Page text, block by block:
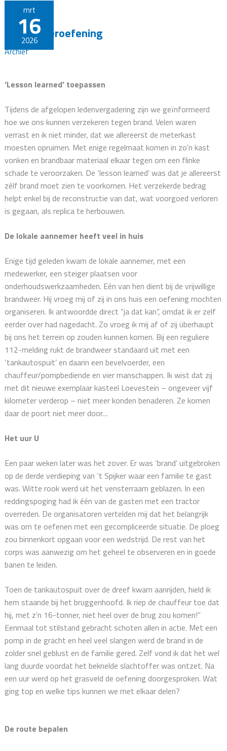
repeat
itself,
rhymes”
mrt
16
2026
Brandweeroefening
Archief
‘Lesson learned’ toepassen
Tijdens de afgelopen ledenvergadering zijn we geïnformeerd
hoe we ons kunnen verzekeren tegen brand. Velen waren
verrast en ik niet minder, dat we allereerst de meterkast
moesten opruimen. Met enige regelmaat komen in zo’n kast
vonken en brandbaar materiaal elkaar tegen om een flinke
schade te veroorzaken. De ‘lesson learned’ was dat je allereerst
zélf brand moet zien te voorkomen. Het verzekerde bedrag
helpt enkel bij de reconstructie van dat, wat voorgoed verloren
is gegaan, als replica te herbouwen.
De lokale aannemer heeft veel in huis
Enige tijd geleden kwam de lokale aannemer, met een
medewerker, een steiger plaatsen voor
onderhoudswerkzaamheden. Eén van hen dient bij de vrijwillige
brandweer. Hij vroeg mij of zij in ons huis een oefening mochten
organiseren. Ik antwoordde direct “ja dat kan”, omdat ik er zelf
eerder over had nagedacht. Zo vroeg ik mij af of zij überhaupt
bij ons het terrein op zouden kunnen komen. Bij een reguliere
112-melding rukt de brandweer standaard uit met een
‘tankautospuit’ en daarin een bevelvoerder, een
chauffeur/pompbediende en vier manschappen. Ik wist dat zij
met dit nieuwe exemplaar kasteel Loevestein – ongeveer vijf
kilometer verderop – niet meer konden benaderen. Ze komen
daar de poort niet meer door…
Het uur U
Een paar weken later was het zover. Er was ‘brand’ uitgebroken
op de derde verdieping van ‘t Spijker waar een familie te gast
was. Witte rook werd uit het vensterraam geblazen. In een
reddingspoging had ik één van de gasten met een tractor
overreden. De organisatoren vertelden mij dat het belangrijk
was om te oefenen met een gecompliceerde situatie. De ploeg
zou binnenkort opgaan voor een wedstrijd. De rest van het
corps was aanwezig om het geheel te observeren en in goede
banen te leiden.
Toen de tankautospuit over de dreef kwam aanrijden, hield ik
hem staande bij het bruggenhoofd. Ik riep de chauffeur toe dat
hij, met z’n 16-tonner, niet heel over de brug zou komen!”
Eenmaal tot stilstand gebracht schoten allen in actie. Met een
pomp in de gracht en heel veel slangen werd de brand in de
zolder snel geblust en de familie gered. Zelf vond ik dat het wel
lang duurde voordat het beknelde slachtoffer was ontzet. Na
een uur werd op het grasveld de oefening doorgesproken. Wat
ging top en welke tips kunnen we met elkaar delen?
De route bepalen